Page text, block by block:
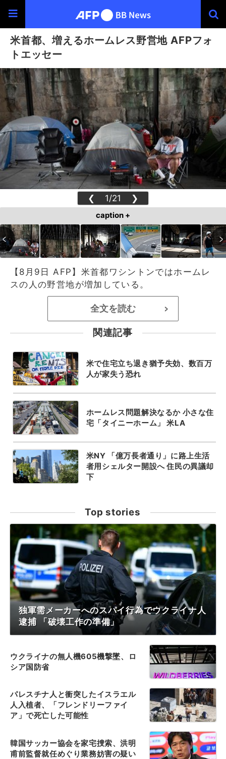
米首都、増えるホームレス野営地 AFPフォ
トエッセー
❮ 1/21 ❯
caption +
【8月9日 AFP】米首都ワシントンではホームレ
スの人の野営地が増加している。
全文を読む >
関連記事
米で住宅立ち退き猶予失効、数百万
人が家失う恐れ
ホームレス問題解決なるか 小さな住
宅「タイニーホーム」 米LA
米NY 「億万長者通り」に路上生活
者用シェルター開設へ 住民の異議却
下
Top stories
独軍需メーカーへのスパイ行為でウクライナ人
逮捕 「破壊工作の準備」
ウクライナの無人機605機撃墜、ロ
シア国防省
パレスチナ人と衝突したイスラエル
人入植者、「フレンドリーファイ
ア」で死亡した可能性
韓国サッカー協会を家宅捜索、洪明
甫前監督就任めぐり業務妨害の疑い